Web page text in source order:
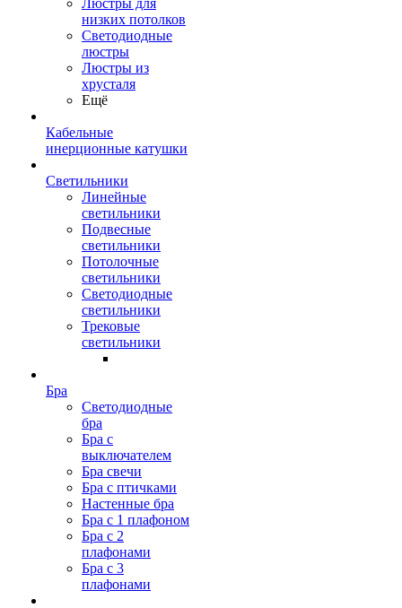
Люстры для
низких потолков
Cветодиодные
люстры
Люстры из
хрусталя
Ещё
Кабельные
инерционные катушки
Светильники
Линейные
светильники
Подвесные
светильники
Потолочные
светильники
Светодиодные
светильники
Трековые
светильники
Бра
Светодиодные
бра
Бра с
выключателем
Бра свечи
Бра с птичками
Настенные бра
Бра с 1 плафоном
Бра с 2
плафонами
Бра с 3
плафонами